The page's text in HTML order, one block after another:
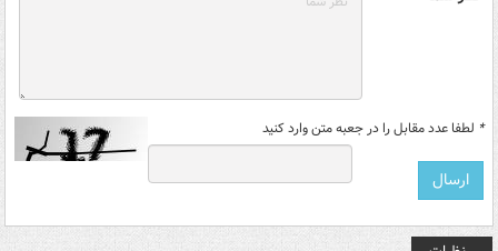
* لطفا عدد مقابل را در جعبه متن وارد کنید